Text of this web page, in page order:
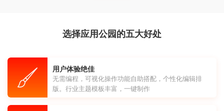
选择应用公园的五大好处
用户体验绝佳
无需编程，可视化操作功能自助搭配，个性化编辑排
版。行业主题模板丰富，一键制作